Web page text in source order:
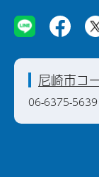
尼崎市コ
06-6375-5639